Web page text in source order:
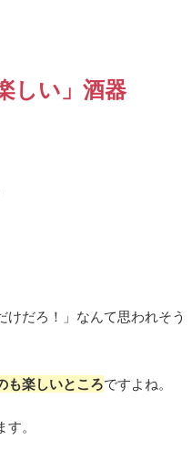
しい」酒器
だろ！」なんて思われそう
も楽しいところですよね。
。